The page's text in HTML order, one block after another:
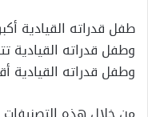
طفل قدراته القيادية
وطفل قدراته القيادية
وطفل قدراته القيادية